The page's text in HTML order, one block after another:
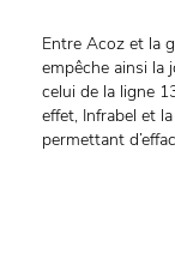
Entre Acoz et la
empêche ainsi la
celui de la ligne
effet, Infrabel et
permettant